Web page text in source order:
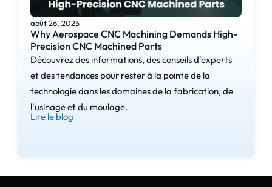
août 26, 2025
Why Aerospace CNC Machining Demands High-
Precision CNC Machined Parts
Découvrez des informations, des conseils d'experts
et des tendances pour rester à la pointe de la
technologie dans les domaines de la fabrication, de
l'usinage et du moulage.
Lire le blog